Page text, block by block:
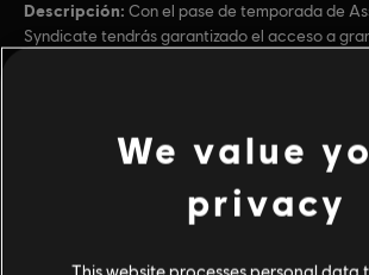
Descripción: Con el pase de temporada de
Syndicate tendrás garantizado el acceso a
Añadido automáticamente a la
ver más
Contenido
We value
privacy
This website processes personal data